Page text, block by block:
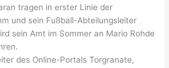
tragen in erster Linie der
und sein Fußball-Abteilungsleiter
sein Amt im Sommer an Mario Rohde
des Online-Portals Torgranate,